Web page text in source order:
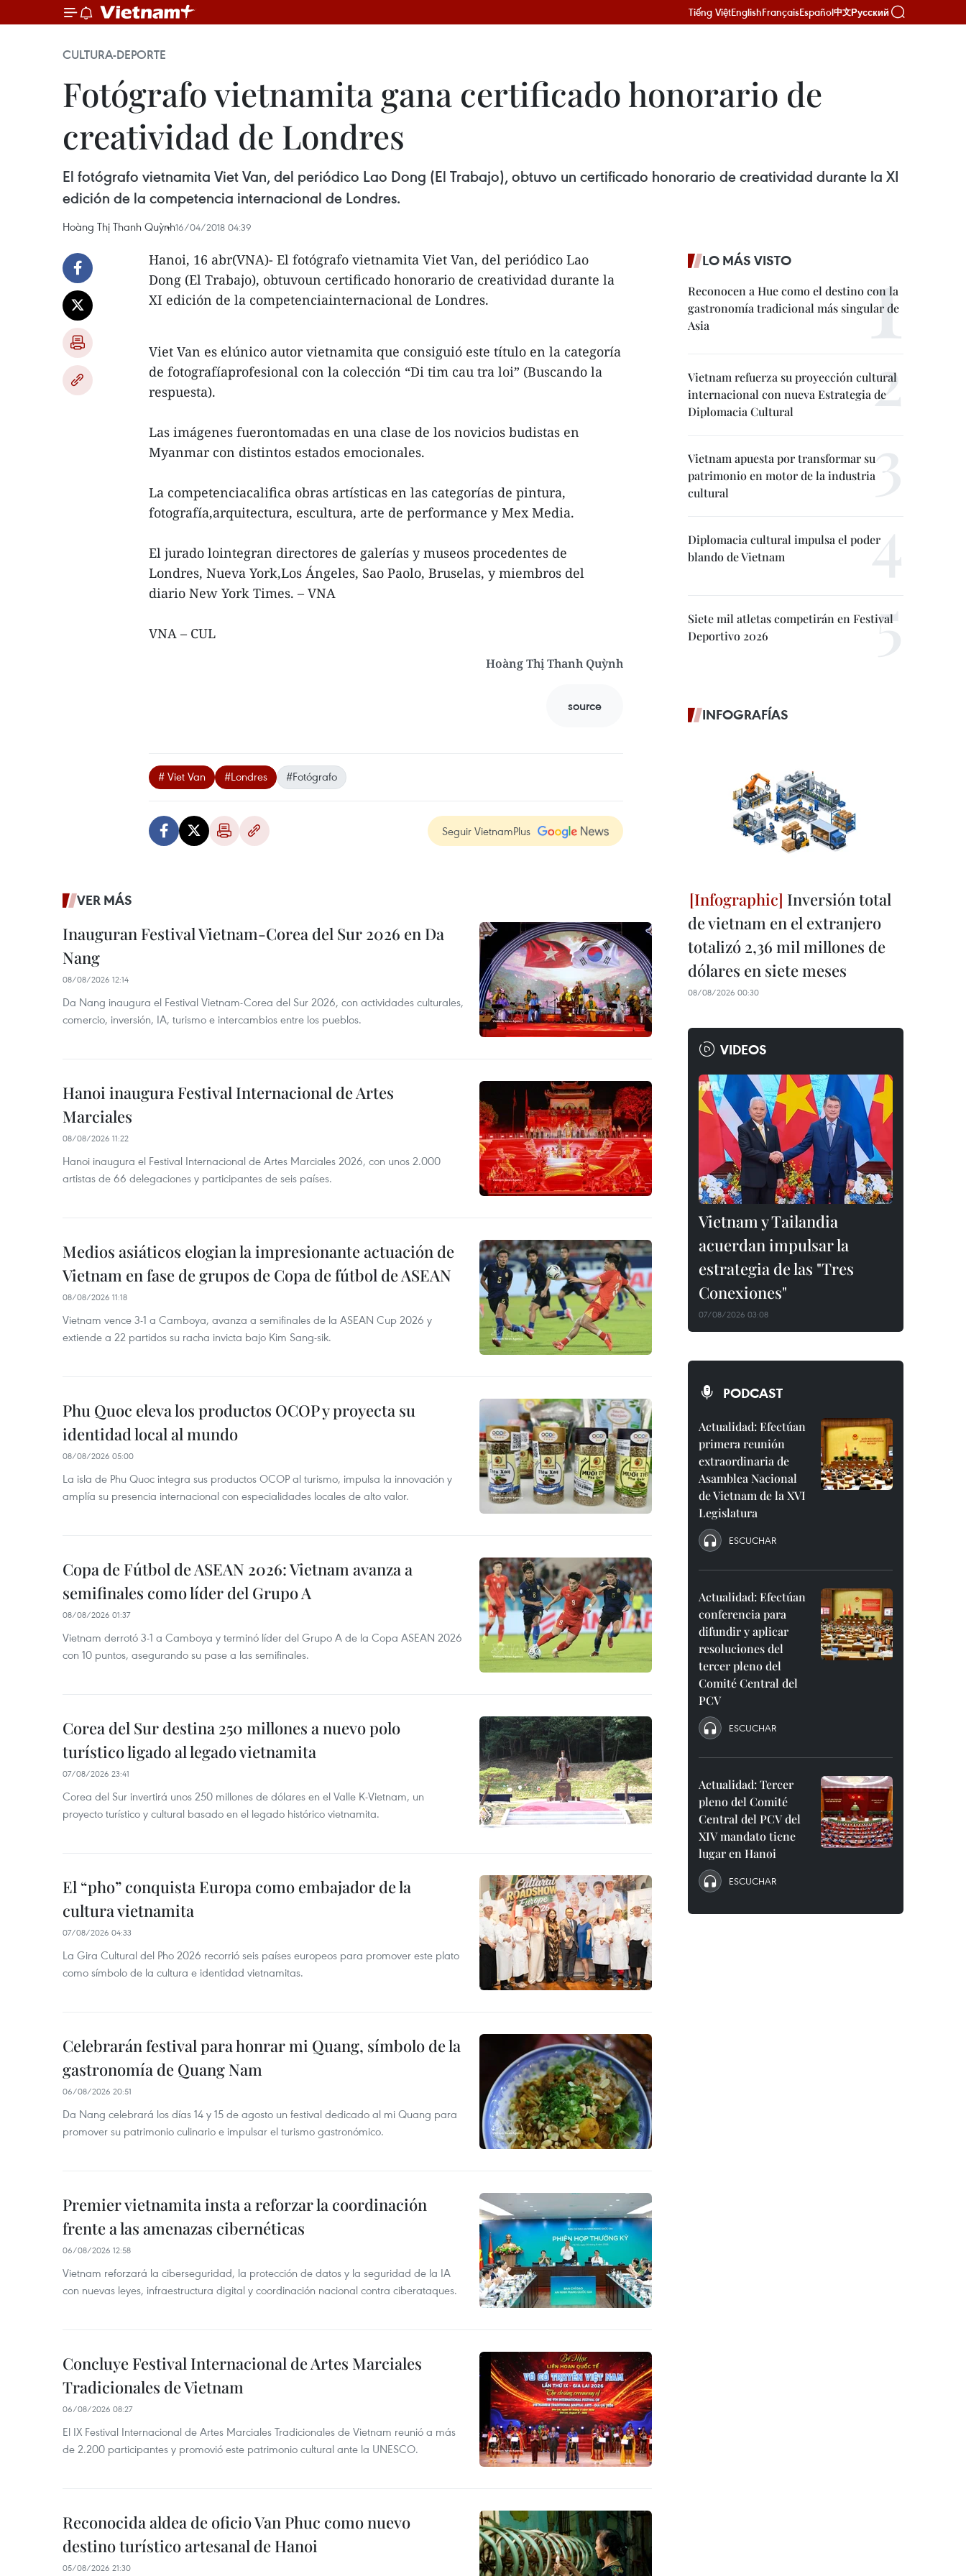
Tiếng ViệtEnglishFrançaisEspañol中文Русский
CULTURA-DEPORTE
Fotógrafo vietnamita gana certificado honorario de
creatividad de Londres
El fotógrafo vietnamita Viet Van, del periódico Lao Dong (El Trabajo), obtuvo un certificado honorario de creatividad durante la XI
edición de la competencia internacional de Londres.
Hoàng Thị Thanh Quỳnh16/04/2018 04:39
Hanoi, 16 abr(VNA)- El fotógrafo vietnamita Viet Van, del periódico Lao
Dong (El Trabajo), obtuvoun certificado honorario de creatividad durante la
XI edición de la competenciainternacional de Londres.
Viet Van es elúnico autor vietnamita que consiguió este título en la categoría
de fotografíaprofesional con la colección “Di tim cau tra loi” (Buscando la
respuesta).
Las imágenes fuerontomadas en una clase de los novicios budistas en
Myanmar con distintos estados emocionales.
La competenciacalifica obras artísticas en las categorías de pintura,
fotografía,arquitectura, escultura, arte de performance y Mex Media.
El jurado lointegran directores de galerías y museos procedentes de
Londres, Nueva York,Los Ángeles, Sao Paolo, Bruselas, y miembros del
diario New York Times. – VNA
VNA – CUL
Hoàng Thị Thanh Quỳnh
source
# Viet Van #Londres #Fotógrafo
Seguir VietnamPlus
VER MÁS
Inauguran Festival Vietnam-Corea del Sur 2026 en Da
Nang
08/08/2026 12:14
Da Nang inaugura el Festival Vietnam-Corea del Sur 2026, con actividades culturales,
comercio, inversión, IA, turismo e intercambios entre los pueblos.
Hanoi inaugura Festival Internacional de Artes
Marciales
08/08/2026 11:22
Hanoi inaugura el Festival Internacional de Artes Marciales 2026, con unos 2.000
artistas de 66 delegaciones y participantes de seis países.
Medios asiáticos elogian la impresionante actuación de
Vietnam en fase de grupos de Copa de fútbol de ASEAN
08/08/2026 11:18
Vietnam vence 3-1 a Camboya, avanza a semifinales de la ASEAN Cup 2026 y
extiende a 22 partidos su racha invicta bajo Kim Sang-sik.
Phu Quoc eleva los productos OCOP y proyecta su
identidad local al mundo
08/08/2026 05:00
La isla de Phu Quoc integra sus productos OCOP al turismo, impulsa la innovación y
amplía su presencia internacional con especialidades locales de alto valor.
Copa de Fútbol de ASEAN 2026: Vietnam avanza a
semifinales como líder del Grupo A
08/08/2026 01:37
Vietnam derrotó 3-1 a Camboya y terminó líder del Grupo A de la Copa ASEAN 2026
con 10 puntos, asegurando su pase a las semifinales.
Corea del Sur destina 250 millones a nuevo polo
turístico ligado al legado vietnamita
07/08/2026 23:41
Corea del Sur invertirá unos 250 millones de dólares en el Valle K-Vietnam, un
proyecto turístico y cultural basado en el legado histórico vietnamita.
El “pho” conquista Europa como embajador de la
cultura vietnamita
07/08/2026 04:33
La Gira Cultural del Pho 2026 recorrió seis países europeos para promover este plato
como símbolo de la cultura e identidad vietnamitas.
Celebrarán festival para honrar mi Quang, símbolo de la
gastronomía de Quang Nam
06/08/2026 20:51
Da Nang celebrará los días 14 y 15 de agosto un festival dedicado al mi Quang para
promover su patrimonio culinario e impulsar el turismo gastronómico.
Premier vietnamita insta a reforzar la coordinación
frente a las amenazas cibernéticas
06/08/2026 12:58
Vietnam reforzará la ciberseguridad, la protección de datos y la seguridad de la IA
con nuevas leyes, infraestructura digital y coordinación nacional contra ciberataques.
Concluye Festival Internacional de Artes Marciales
Tradicionales de Vietnam
06/08/2026 08:27
El IX Festival Internacional de Artes Marciales Tradicionales de Vietnam reunió a más
de 2.200 participantes y promovió este patrimonio cultural ante la UNESCO.
Reconocida aldea de oficio Van Phuc como nuevo
destino turístico artesanal de Hanoi
05/08/2026 21:30
LO MÁS VISTO
Reconocen a Hue como el destino con la
gastronomía tradicional más singular de
Asia
Vietnam refuerza su proyección cultural
internacional con nueva Estrategia de
Diplomacia Cultural
Vietnam apuesta por transformar su
patrimonio en motor de la industria
cultural
Diplomacia cultural impulsa el poder
blando de Vietnam
Siete mil atletas competirán en Festival
Deportivo 2026
INFOGRAFÍAS
Inversión total
de vietnam en el extranjero
totalizó 2,36 mil millones de
dólares en siete meses
08/08/2026 00:30
VIDEOS
Vietnam y Tailandia
acuerdan impulsar la
estrategia de las "Tres
Conexiones"
07/08/2026 03:08
PODCAST
Actualidad: Efectúan
primera reunión
extraordinaria de
Asamblea Nacional
de Vietnam de la XVI
Legislatura
ESCUCHAR
Actualidad: Efectúan
conferencia para
difundir y aplicar
resoluciones del
tercer pleno del
Comité Central del
PCV
ESCUCHAR
Actualidad: Tercer
pleno del Comité
Central del PCV del
XIV mandato tiene
lugar en Hanoi
ESCUCHAR